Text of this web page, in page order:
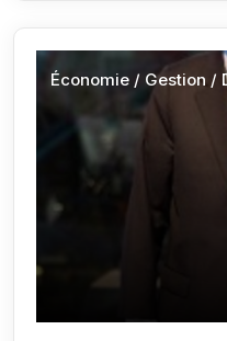
Économie / Gestion /